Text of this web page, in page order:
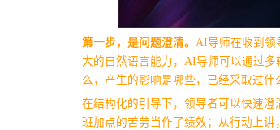
第一步，是问题澄清。 AI导师在收到领
大的自然语言能力，AI导师可以通过
么，产生的影响是哪些，已经采取过什
在结构化的引导下，领导者可以快速
班加点的苦劳当作了绩效；从行动上